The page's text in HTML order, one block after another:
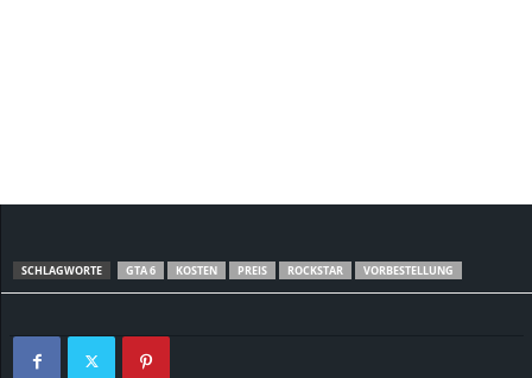
SCHLAGWORTE GTA 6 KOSTEN PREIS ROCKSTAR VORBESTELLUNG